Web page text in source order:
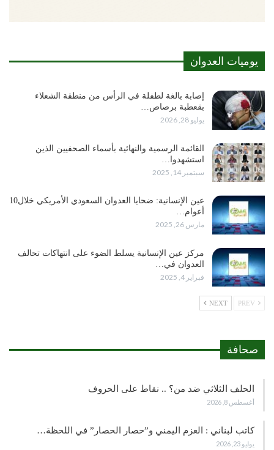
يوميات العدوان
إصابة بالغة لطفلة في الرأس من منطقة الشعلاء
بقعطبة برصاص…
يوليو 28, 2026
القائمة الرسمية والنهائية بأسماء الصحفيين الذين
استشهدوا…
سبتمبر 14, 2025
عين الإنسانية: ضحايا العدوان السعودي الأمريكي خلال10
أعوام…
مارس 26, 2025
مركز عين الإنسانية يسلط الضوء على انتهاكات تحالف
العدوان في…
فبراير 4, 2025
NEXT
صحافة
الحلف الثلاثي ضد من؟ .. نقاط على الحروف
أغسطس 8, 2026
كاتب لبناني : العزم اليمني و”حصار الحصار” في اللحظة…
يوليو 23, 2026